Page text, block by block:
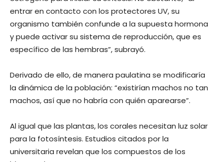
entrar en contacto con los protectores UV, su
organismo también confunde a la supuesta hormona
y puede activar su sistema de reproducción, que es
específico de las hembras”, subrayó.
Derivado de ello, de manera paulatina se modificaría
la dinámica de la población: “existirían machos no tan
machos, así que no habría con quién aparearse”.
Al igual que las plantas, los corales necesitan luz solar
para la fotosíntesis. Estudios citados por la
universitaria revelan que los compuestos de los